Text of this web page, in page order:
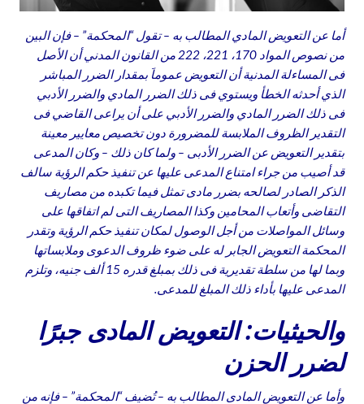
أما عن التعويض المادي المطالب به – تقول “المحكمة” – فإن البين
من نصوص المواد 170، 221، 222 من القانون المدني أن الأصل
فى المساءلة المدنية أن التعويض عموماَ بمقدار الضرر المباشر
الذي أحدثه الخطأ ويستوي فى ذلك الضرر المادي والضرر الأدبي
فى ذلك الضرر المادي والضرر الأدبي على أن يراعى القاضي فى
التقدير الظروف الملابسة للمضرورة دون تخصيص معايير معينة
بتقدير التعويض عن الضرر الأدبى – ولما كان ذلك – وكان المدعى
قد أصيب من جراء امتناع المدعى عليها عن تنفيذ حكم الرؤية سالف
الذكر الصادر لصالحه بضرر مادى تمثل فيما تكبده من مصاريف
التقاضى وأتعاب المحامين وكذا المصاريف التى لم اتفاقها على
وسائل المواصلات من أجل الوصول لمكان تنفيذ حكم الرؤية وتقدر
المحكمة التعويض الجابر له على ضوء ظروف الدعوى وملابساتها
وبما لها من سلطة تقديرية فى ذلك بمبلغ قدره 15 ألف جنيه، وتلزم
المدعى عليها بأداء ذلك المبلغ للمدعى.
والحيثيات: التعويض المادى جبرًا
لضرر الحزن
وأما عن التعويض المادى المطالب به – تُضيف “المحكمة” – فإنه من